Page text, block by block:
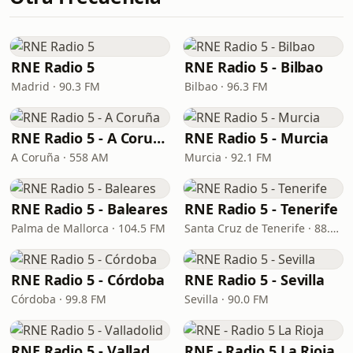
RNE Radio 5
Madrid · 90.3 FM
RNE Radio 5 - Bilbao
Bilbao · 96.3 FM
RNE Radio 5 - A Coruña
A Coruña · 558 AM
RNE Radio 5 - Murcia
Murcia · 92.1 FM
RNE Radio 5 - Baleares
Palma de Mallorca · 104.5 FM
RNE Radio 5 - Tenerife
Santa Cruz de Tenerife · 88.8 FM
RNE Radio 5 - Córdoba
Córdoba · 99.8 FM
RNE Radio 5 - Sevilla
Sevilla · 90.0 FM